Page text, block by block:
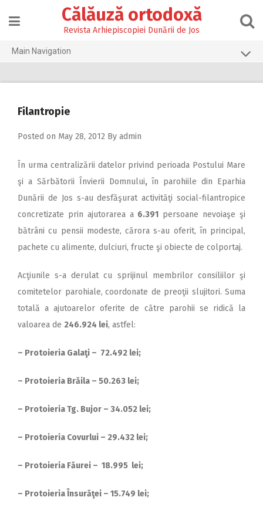
content
Călăuză ortodoxă
Revista Arhiepiscopiei Dunării de Jos
Main Navigation
2025
2024
2023
2022
2021
2019
2017
2016
2014
2013
2010
2009
Filantropie
Posted on May 28, 2012 By admin
În urma centralizării datelor privind perioada Postului Mare
şi a Sărbătorii Învierii Domnului, în parohiile din Eparhia
Dunării de Jos s-au desfăşurat activităţi social-filantropice
concretizate prin ajutorarea a 6.391 persoane nevoiaşe şi
bătrâni cu pensii modeste, cărora s-au oferit, în principal,
pachete cu alimente, dulciuri, fructe şi obiecte de colportaj.
Acţiunile s-a derulat cu sprijinul membrilor consiliilor şi
comitetelor parohiale, coordonate de preoţii slujitori. Suma
totală a ajutoarelor oferite de către parohii se ridică la
valoarea de 246.924 lei, astfel:
– Protoieria Galaţi – 72.492 lei;
– Protoieria Brăila – 50.263 lei;
– Protoieria Tg. Bujor – 34.052 lei;
– Protoieria Covurlui – 29.432 lei;
– Protoieria Făurei – 18.995 lei;
– Protoieria Însurăţei – 15.749 lei;